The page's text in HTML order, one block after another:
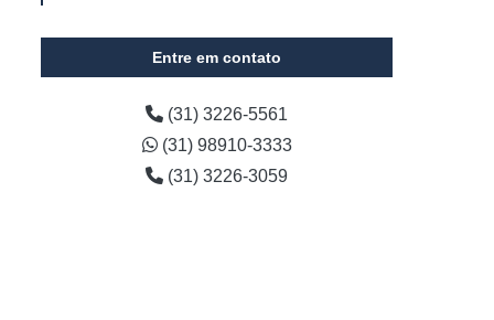
Gestão de Frota Automóvel
Gestão de Frota Logística
Frotas Gps
Gestão de Estoque Veículos
Entre em contato
(31) 3226-5561
(31) 98910-3333
(31) 3226-3059